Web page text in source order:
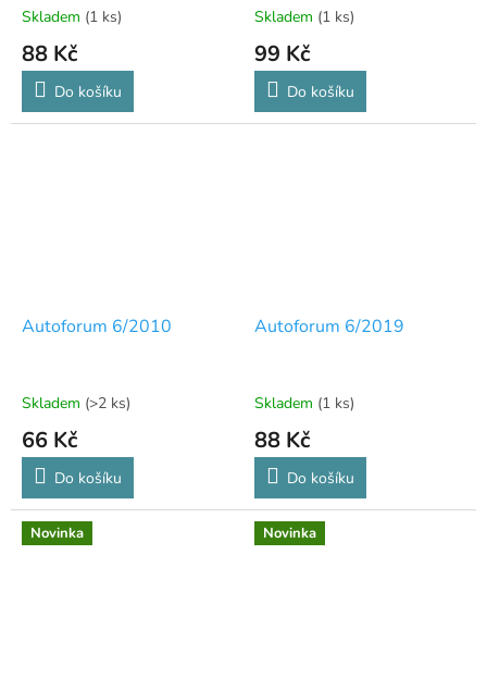
Skladem (1 ks)
88 Kč
Do košíku
Skladem (1 ks)
99 Kč
Do košíku
Autoforum 6/2010
Skladem (>2 ks)
66 Kč
Do košíku
Autoforum 6/2019
Skladem (1 ks)
88 Kč
Do košíku
Novinka Novinka